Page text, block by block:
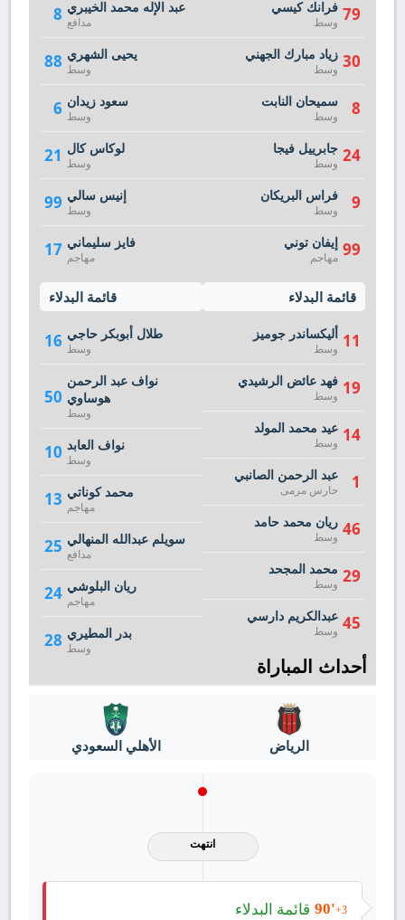
8 عبد الإله محمد الخيبري
مدافع
88 يحيى الشهري
وسط
6 سعود زيدان
وسط
21 لوكاس كال
وسط
99 إنيس سالي
وسط
17 فايز سليماني
مهاجم
قائمة البدلاء
16 طلال أبوبكر حاجي
وسط
50
نواف عبد الرحمن
هوساوي
وسط
10 نواف العابد
وسط
13 محمد كوناتي
مهاجم
25 سويلم عبدالله المنهالي
مدافع
24 ريان البلوشي
مهاجم
28 بدر المطيري
وسط
79 فرانك كيسي
وسط
30 زياد مبارك الجهني
وسط
8 سميحان النابت
وسط
24 جابرييل فيجا
وسط
9 فراس البريكان
وسط
99 إيفان توني
مهاجم
قائمة البدلاء
11 أليكساندر جوميز
وسط
19 فهد عائض الرشيدي
وسط
14 عيد محمد المولد
وسط
1 عبد الرحمن الصانبي
حارس مرمى
46 ريان محمد حامد
وسط
29 محمد المجحد
وسط
45 عبدالكريم دارسي
وسط
أحداث المباراة
الرياض الأهلي السعودي
انتهت
90'+3 قائمة البدلاء